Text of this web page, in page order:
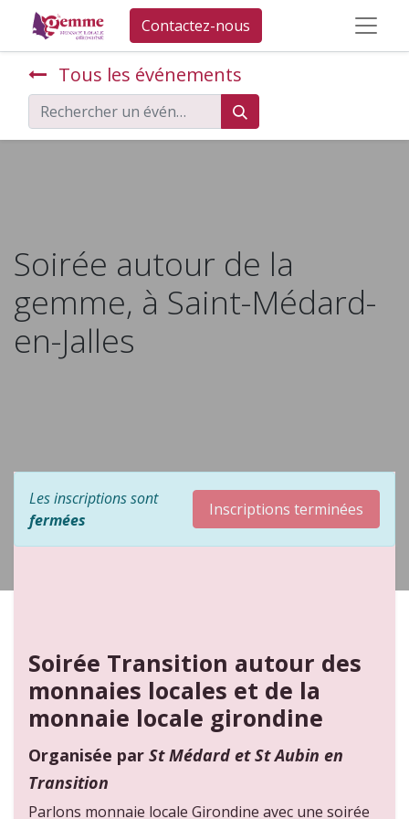
Contactez-nous
Tous les événements
Soirée autour de la
gemme, à Saint-Médard-
en-Jalles
Les inscriptions sont
fermées
Inscriptions terminées
Soirée Transition autour des
monnaies locales et de la
monnaie locale girondine
Organisée par St Médard et St Aubin en
Transition
Parlons monnaie locale Girondine avec une soirée